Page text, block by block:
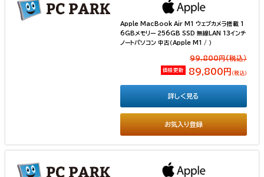
Apple MacBook Air M1 ウェブカメラ搭載 1
6GBメモリー 256GB SSD 無線LAN 13インチ
ノートパソコン 中古（Apple M1 / ）
99,800円(税込）
価格更新 89,800円 （税込）
お気入り登録
詳しく見る